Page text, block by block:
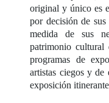
original y único es
por decisión de
medida de sus
patrimonio
programas de
artistas ciegos y de
exposición